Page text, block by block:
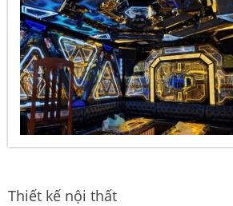
Thiết kế nội thất